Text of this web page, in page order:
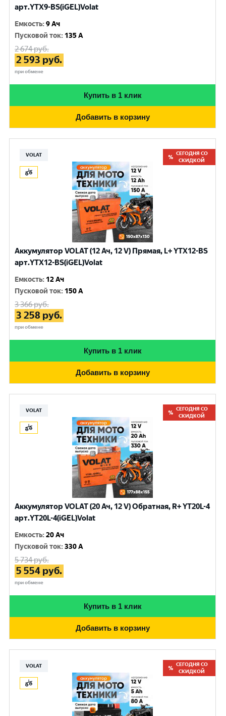
арт.YTX9-BS(iGEL)Volat
Емкость:9 Ач
Пусковой ток: 135 A
2 674руб.
2 593 руб.
при обмене
Купить в 1 клик
Добавить в корзину
VOLAT
СЕГОДНЯ СО
СКИДКОЙ
Аккумулятор VOLAT (12 Ач, 12 V) Прямая, L+ YTX12-BS
арт.YTX12-BS(iGEL)Volat
Емкость: 12 Ач
Пусковой ток: 150 A
3 366руб.
3 258 руб.
при обмене
Купить в 1 клик
Добавить в корзину
VOLAT
СЕГОДНЯ СО
СКИДКОЙ
Аккумулятор VOLAT (20 Ач, 12 V) Обратная, R+ YT20L-4
арт.YT20L-4(iGEL)Volat
Емкость:20 Ач
Пусковой ток:330 A
5 734руб.
5 554 руб.
при обмене
Купить в 1 клик
Добавить в корзину
VOLAT
СЕГОДНЯ СО
СКИДКОЙ